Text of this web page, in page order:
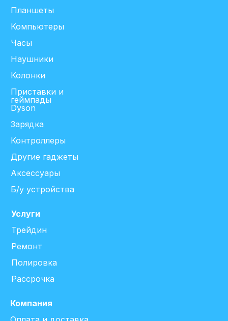
Услуги
Трейдин
Планшеты
Ремонт
Компьютеры
Полировка
Часы
Рассрочка
Наушники
Колонки
Приставки и
геймпады
Dyson
Зарядка
Контроллеры
Другие гаджеты
Аксессуары
Компания
Б/у устройства